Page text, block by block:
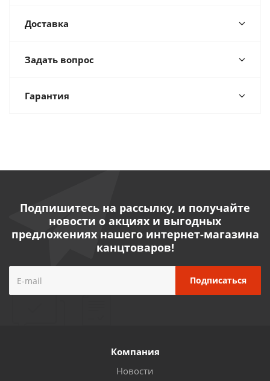
Доставка
Задать вопрос
Гарантия
Подпишитесь на рассылку, и получайте
новости о акциях и выгодных
предложениях нашего интернет-магазина
канцтоваров!
Компания
Новости